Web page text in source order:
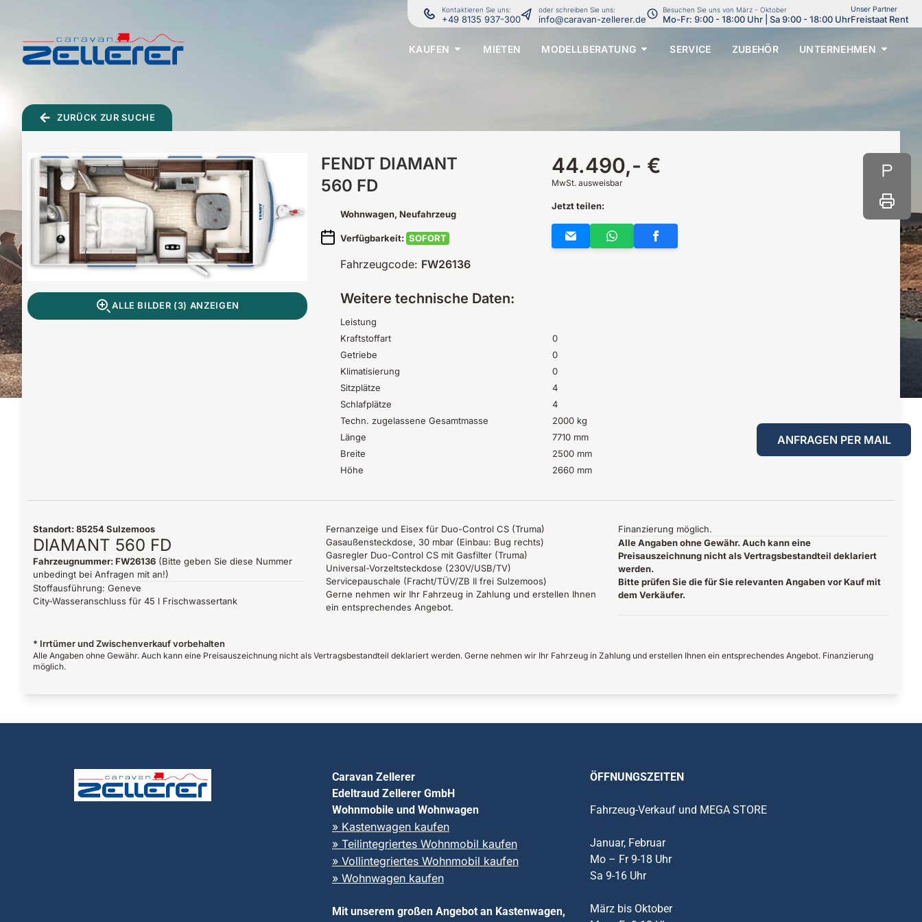
KAUFEN MIETEN MODELLBERATUNG SERVICE ZUBEHÖR UNTERNEHMEN
Kontaktieren Sie uns:
+49 8135 937-300
oder schreiben Sie uns:
info@caravan-zellerer.de
Besuchen Sie uns von März - Oktober
Mo-Fr: 9:00 - 18:00 Uhr | Sa 9:00 - 18:00 Uhr
Unser Partner
Freistaat Rent
TOGGLE
ZURÜCK ZUR SUCHE
ALLE BILDER (3) ANZEIGEN
FENDT DIAMANT
560 FD
Wohnwagen, Neufahrzeug
Verfügbarkeit: SOFORT
Fahrzeugcode: FW26136
44.490,- €
MwSt. ausweisbar
Jetzt teilen:
Weitere technische Daten:
Leistung
Kraftstoffart
0
Getriebe
0
Klimatisierung
0
Sitzplätze
4
Schlafplätze
4
Techn. zugelassene Gesamtmasse
2000 kg
Länge
7710 mm
Breite
2500 mm
Höhe
2660 mm
ANFRAGEN PER MAIL
Standort: 85254 Sulzemoos
DIAMANT 560 FD
Fahrzeugnummer: FW26136 (Bitte geben Sie diese Nummer
unbedingt bei Anfragen mit an!)
Stoffausführung: Geneve
City-Wasseranschluss für 45 l Frischwassertank
Fernanzeige und Eisex für Duo-Control CS (Truma)
Gasaußensteckdose, 30 mbar (Einbau: Bug rechts)
Gasregler Duo-Control CS mit Gasfilter (Truma)
Universal-Vorzeltsteckdose (230V/USB/TV)
Servicepauschale (Fracht/TÜV/ZB II frei Sulzemoos)
Gerne nehmen wir Ihr Fahrzeug in Zahlung und erstellen Ihnen
ein entsprechendes Angebot.
Finanzierung möglich.
Alle Angaben ohne Gewähr. Auch kann eine
Preisauszeichnung nicht als Vertragsbestandteil deklariert
werden.
Bitte prüfen Sie die für Sie relevanten Angaben vor Kauf mit
dem Verkäufer.
* Irrtümer und Zwischenverkauf vorbehalten
Alle Angaben ohne Gewähr. Auch kann eine Preisauszeichnung nicht als Vertragsbestandteil deklariert werden. Gerne nehmen wir Ihr Fahrzeug in Zahlung und erstellen Ihnen ein entsprechendes Angebot. Finanzierung
möglich.
Caravan Zellerer
Edeltraud Zellerer GmbH
Wohnmobile und Wohnwagen
» Kastenwagen kaufen
» Teilintegriertes Wohnmobil kaufen
» Vollintegriertes Wohnmobil kaufen
» Wohnwagen kaufen
Mit unserem großen Angebot an Kastenwagen,
ÖFFNUNGSZEITEN
Fahrzeug-Verkauf und MEGA STORE
Januar, Februar
Mo – Fr 9-18 Uhr
Sa 9-16 Uhr
März bis Oktober